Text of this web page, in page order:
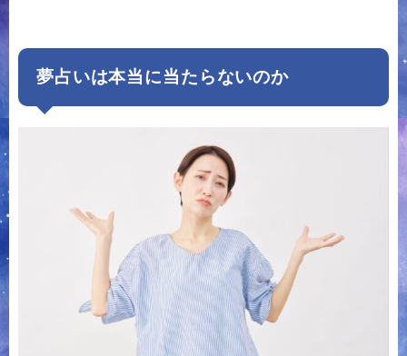
夢占いは本当に当たらないのか